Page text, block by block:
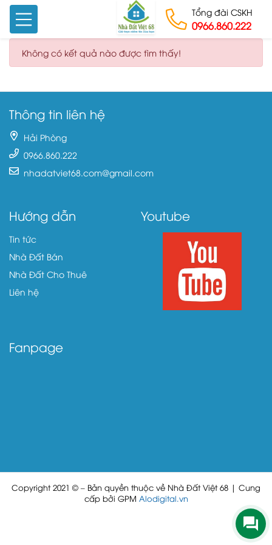
Tổng đài CSKH
0966.860.222
Không có kết quả nào được tìm thấy!
Thông tin liên hệ
Hải Phòng
0966.860.222
nhadatviet68.com@gmail.com
Hướng dẫn
Tin tức
Nhà Đất Bán
Nhà Đất Cho Thuê
Liên hệ
Youtube
Fanpage
Copyright 2021 © – Bản quyền thuộc về Nhà Đất Việt 68 | Cung
cấp bởi GPM Alodigital.vn